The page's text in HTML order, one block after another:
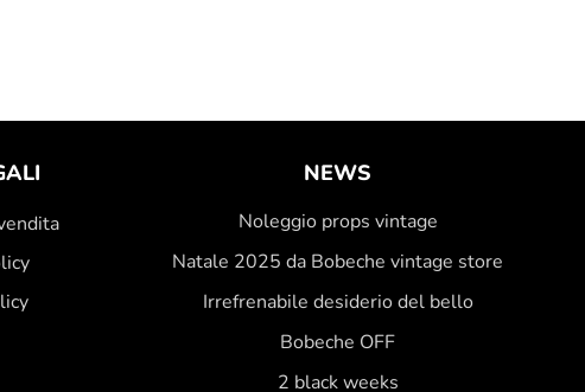
NEWS
Noleggio props vintage
Natale 2025 da Bobeche vintage store
Irrefrenabile desiderio del bello
Bobeche OFF
2 black weeks